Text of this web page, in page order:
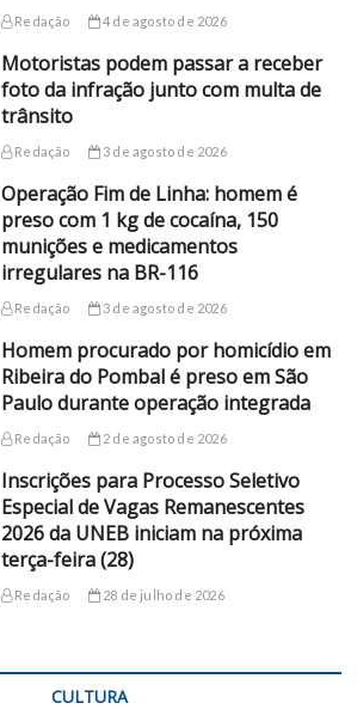
Redação 4 de agosto de 2026
Motoristas podem passar a receber
foto da infração junto com multa de
trânsito
Redação 3 de agosto de 2026
Operação Fim de Linha: homem é
preso com 1 kg de cocaína, 150
munições e medicamentos
irregulares na BR-116
Redação 3 de agosto de 2026
Homem procurado por homicídio em
Ribeira do Pombal é preso em São
Paulo durante operação integrada
Redação 2 de agosto de 2026
Inscrições para Processo Seletivo
Especial de Vagas Remanescentes
2026 da UNEB iniciam na próxima
terça-feira (28)
Redação 28 de julho de 2026
CULTURA